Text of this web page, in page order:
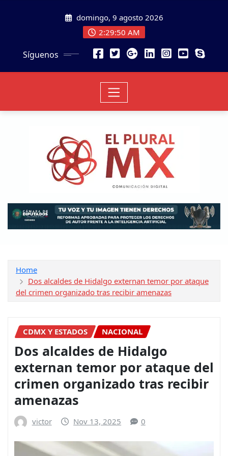
domingo, 9 agosto 2026
2:29:51 AM
Síguenos
Home
Dos alcaldes de Hidalgo externan temor por ataque
del crimen organizado tras recibir amenazas
CDMX Y ESTADOS NACIONAL
Dos alcaldes de Hidalgo
externan temor por ataque del
crimen organizado tras recibir
amenazas
victor Nov 13, 2025 0